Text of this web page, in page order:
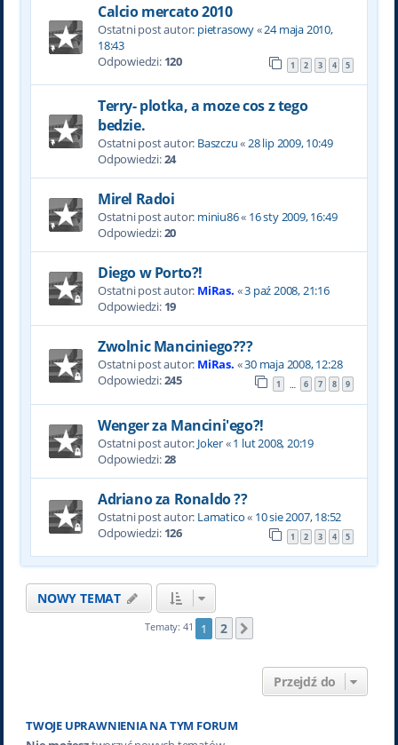
Calcio mercato 2010
Ostatni post autor: pietrasowy«24 maja 2010,
18:43
Odpowiedzi: 120 1 2 3 4 5
Terry- plotka, a moze cos z tego
bedzie.
Ostatni post autor: Baszczu«28 lip 2009, 10:49
Odpowiedzi:24
Mirel Radoi
Ostatni post autor: miniu86« 16 sty 2009, 16:49
Odpowiedzi:20
Diego w Porto?!
Ostatni post autor: MiRas. «3 paź 2008, 21:16
Odpowiedzi: 19
Zwolnic Manciniego???
Ostatni post autor: MiRas. «30 maja 2008, 12:28
Odpowiedzi:245 1 6 7 8 9
Wenger za Mancini'ego?!
Ostatni post autor: Joker«1 lut 2008, 20:19
Odpowiedzi:28
Adriano za Ronaldo ??
Ostatni post autor: Lamatico« 10 sie 2007, 18:52
Odpowiedzi: 126 1 2 3 4 5
NOWY TEMAT
Tematy: 41 1 2
Przejdź do
TWOJE UPRAWNIENIA NA TYM FORUM